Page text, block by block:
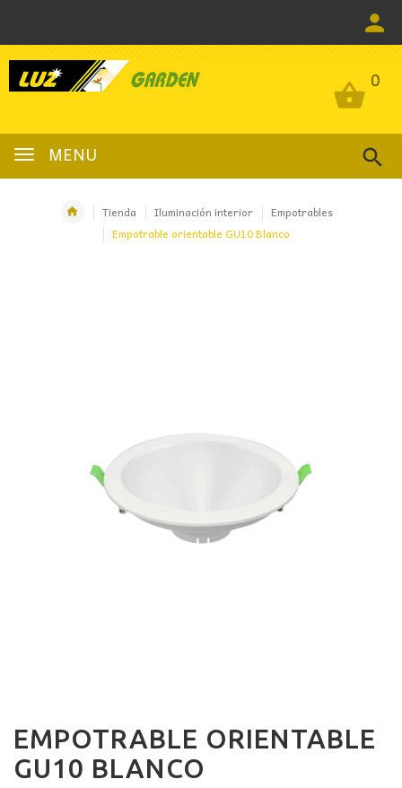
0
MENU
0
Tienda Iluminación interior
Empotrables
Empotrable orientable GU10 Blanco
EMPOTRABLE ORIENTABLE
GU10 BLANCO